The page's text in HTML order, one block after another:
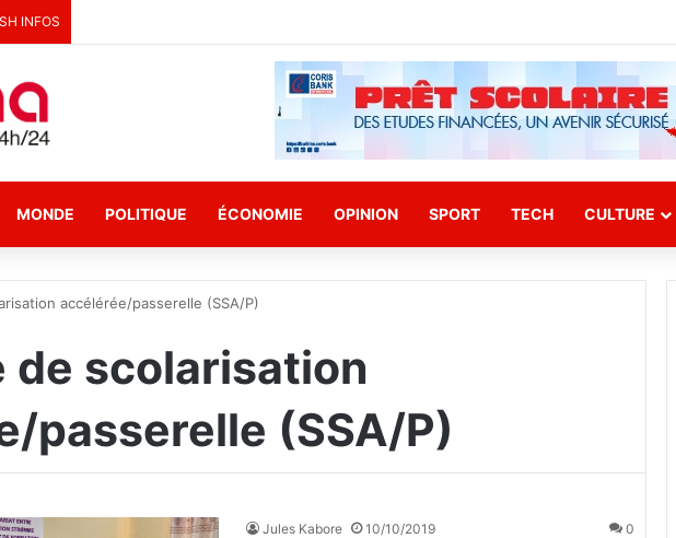
INFOS
MONDE POLITIQUE ÉCONOMIE OPINION SPORT TECH CULTURE
accélérée/passerelle (SSA/P)
de scolarisation
passerelle (SSA/P)
Jules Kabore 10/10/2019 0